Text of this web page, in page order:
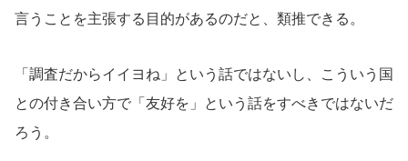
言うことを主張する目的があるのだと、類推できる。
「調査だからイイヨね」という話ではないし、こういう国
との付き合い方で「友好を」という話をすべきではないだ
ろう。